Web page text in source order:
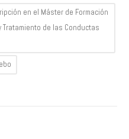
en el Máster de Formación
Tratamiento de las Conductas